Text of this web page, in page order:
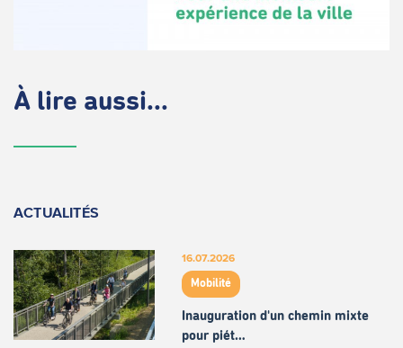
À lire aussi...
ACTUALITÉS
16.07.2026
Mobilité
Inauguration d'un chemin mixte
pour piét…